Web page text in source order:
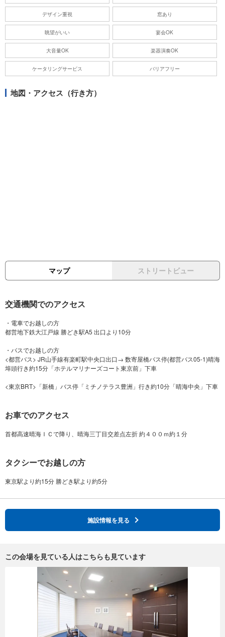
デザイン重視 窓あり
眺望がいい 宴会OK
大音量OK 楽器演奏OK
ケータリングサービス バリアフリー
地図・アクセス（行き方）
マップ ストリートビュー
交通機関でのアクセス
・電車でお越しの方
都営地下鉄大江戸線 勝どき駅A5 出口より10分
・バスでお越しの方
<都営バス> JR山手線有楽町駅中央口出口→ 数寄屋橋バス停(都営バス05-1)晴海
埠頭行き約15分「ホテルマリナーズコート東京前」下車
お車でのアクセス
タクシーでお越しの方
施設情報を見る
この会場を見ている人はこちらも見ています